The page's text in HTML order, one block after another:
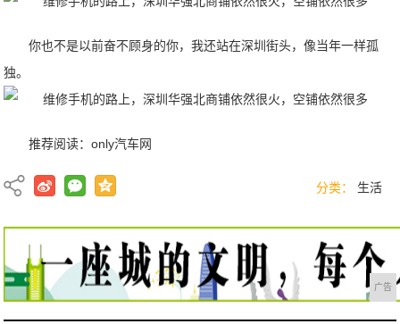
你也不是以前奋不顾身的你，我还站在深圳街头，像当年一样孤
独。
推荐阅读：only汽车网
分类： 生活
广告